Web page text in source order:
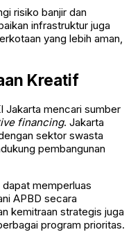
risiko banjir dan
infrastruktur juga
yang lebih aman,
Kreatif
Jakarta mencari sumber
financing. Jakarta
sektor swasta
pembangunan
memperluas
APBD secara
kemitraan strategis juga
program prioritas.